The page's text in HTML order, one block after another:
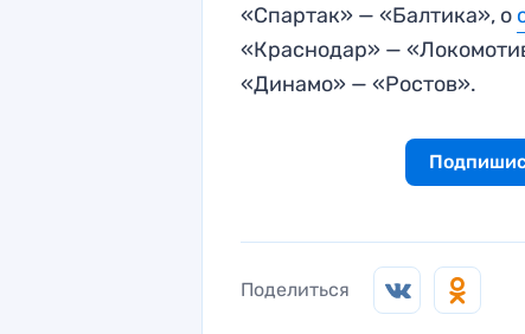
«Спартак» — «Балтика», о
«Краснодар» —
«Динамо» — «Ростов».
Поделиться